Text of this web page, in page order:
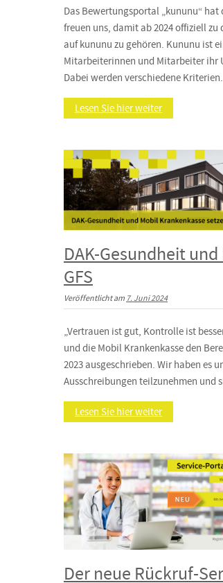
Das Bewertungsportal „kununu“ hat
freuen uns, damit ab 2024 offiziell
auf kununu zu gehören. Kununu ist
Mitarbeiterinnen und Mitarbeiter ihr
Dabei werden verschiedene
Lesen Sie hier weiter
DAK-Gesundheit
GFS
Veröffentlicht am 7. Juni 2024
„Vertrauen ist gut, Kontrolle ist
und die Mobil Krankenkasse den
2023 ausgeschrieben. Wir haben es
Ausschreibungen teilzunehmen und
Lesen Sie hier weiter
Der neue Rückruf-